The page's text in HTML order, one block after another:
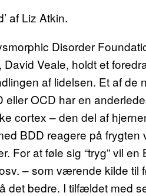
af Liz Atkin.
Disorder
Veale, holdt et
af lidelsen. Et af de
OCD har en
cortex – den del af
BDD reagere på frygten
For at føle sig “tryg” vil en
– som værende kilde til
det bedre. I tilfældet med